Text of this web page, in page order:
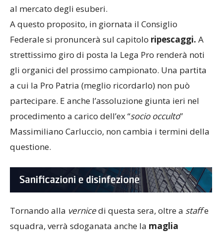
al mercato degli esuberi.
A questo proposito, in giornata il Consiglio
Federale si pronuncerà sul capitolo ripescaggi. A
strettissimo giro di posta la Lega Pro renderà noti
gli organici del prossimo campionato. Una partita
a cui la Pro Patria (meglio ricordarlo) non può
partecipare. E anche l’assoluzione giunta ieri nel
procedimento a carico dell’ex “socio occulto”
Massimiliano Carluccio, non cambia i termini della
questione.
Tornando alla vernicedi questa sera, oltre a staffe
squadra, verrà sdoganata anche la maglia